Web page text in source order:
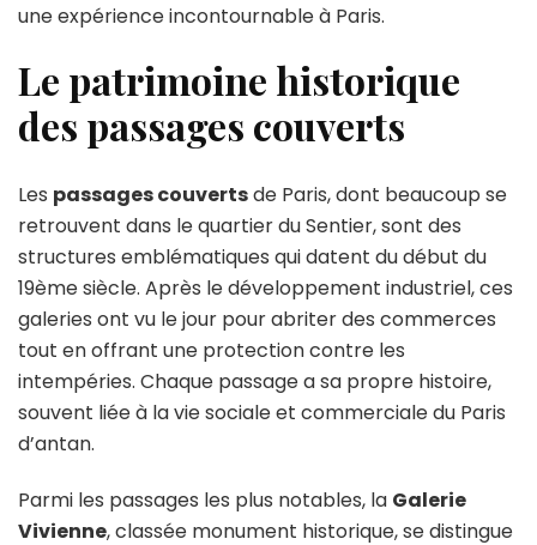
une expérience incontournable à Paris.
Le patrimoine historique
des passages couverts
Les passages couvertsde Paris, dont beaucoup se
retrouvent dans le quartier du Sentier, sont des
structures emblématiques qui datent du début du
19ème siècle. Après le développement industriel, ces
galeries ont vu le jour pour abriter des commerces
tout en offrant une protection contre les
intempéries. Chaque passage a sa propre histoire,
souvent liée à la vie sociale et commerciale du Paris
d’antan.
Parmi les passages les plus notables, la Galerie
Vivienne, classée monument historique, se distingue